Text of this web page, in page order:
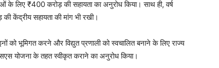
के लिए ₹400 करोड़ की सहायता का अनुरोध किया। साथ ही, वर्ष
केंद्रीय सहायता की मांग भी रखी।
को भूमिगत करने और विद्युत प्रणाली को स्वचालित बनाने के लिए राज्य
योजना के तहत स्वीकृत कराने का अनुरोध किया।